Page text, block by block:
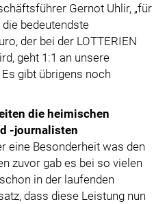
Gernot Uhlir, „für
bedeutendste
der bei der LOTTERIEN
geht 1:1 an unsere
gibt übrigens noch
die heimischen
-journalisten
eine Besonderheit was den
zuvor gab es bei so vielen
in der laufenden
dass diese Leistung nun